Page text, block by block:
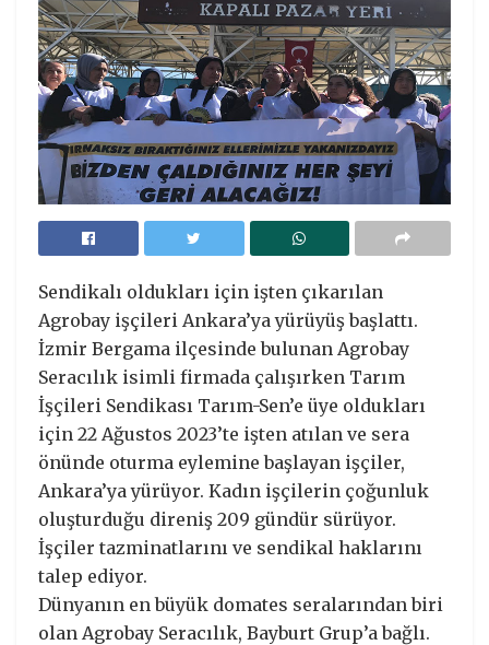
Sendikalı oldukları için işten çıkarılan
Agrobay işçileri Ankara’ya yürüyüş başlattı.
İzmir Bergama ilçesinde bulunan Agrobay
Seracılık isimli firmada çalışırken Tarım
İşçileri Sendikası Tarım-Sen’e üye oldukları
için 22 Ağustos 2023’te işten atılan ve sera
önünde oturma eylemine başlayan işçiler,
Ankara’ya yürüyor. Kadın işçilerin çoğunluk
oluşturduğu direniş 209 gündür sürüyor.
İşçiler tazminatlarını ve sendikal haklarını
talep ediyor.
Dünyanın en büyük domates seralarından biri
olan Agrobay Seracılık, Bayburt Grup’a bağlı.